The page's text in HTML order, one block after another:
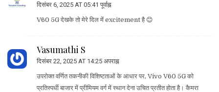
दिसंबर 6, 2025 AT 05:41 पूर्वाह्न
V60 5G देखके तो मेरे दिल में excitement है 😊
Vasumathi S
दिसंबर 22, 2025 AT 14:25 अपराह्न
उपरोक्त वर्णित तकनीकी विशिष्टताओं के आधार पर, Vivo V60 5G को
प्रतिस्पर्धी बाजार में प्रीमियम वर्ग में स्थान देना उचित प्रतीत होता है। कैमरा